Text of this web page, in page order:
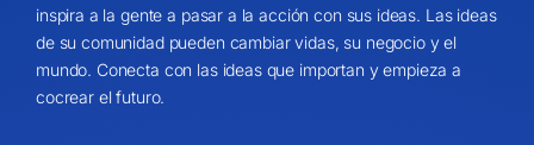
inspira a la gente a pasar a la acción con sus ideas. Las ideas
de su comunidad pueden cambiar vidas, su negocio y el
mundo. Conecta con las ideas que importan y empieza a
cocrear el futuro.